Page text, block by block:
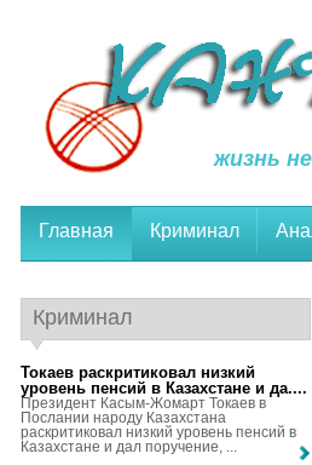
жизнь
Главная Криминал
Криминал
Токаев раскритиковал низкий
уровень пенсий в Казахстане и да....
Президент Касым-Жомарт Токаев в
Послании народу Казахстана
раскритиковал низкий уровень пенсий в
Казахстане и дал поручение, ...